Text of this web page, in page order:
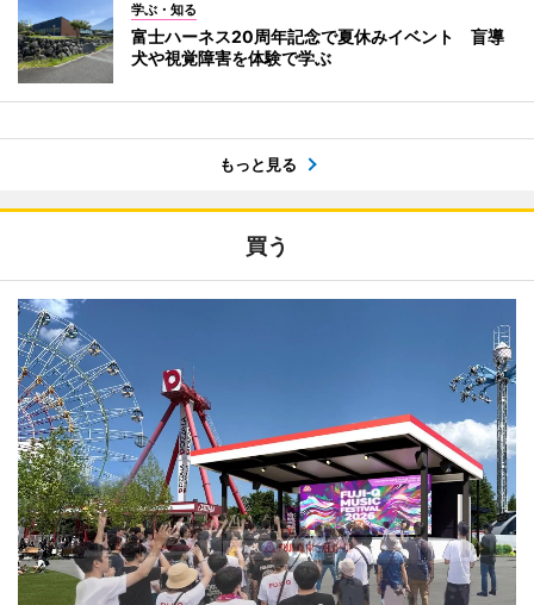
学ぶ・知る
富士ハーネス20周年記念で夏休みイベント 盲導
犬や視覚障害を体験で学ぶ
もっと見る
買う